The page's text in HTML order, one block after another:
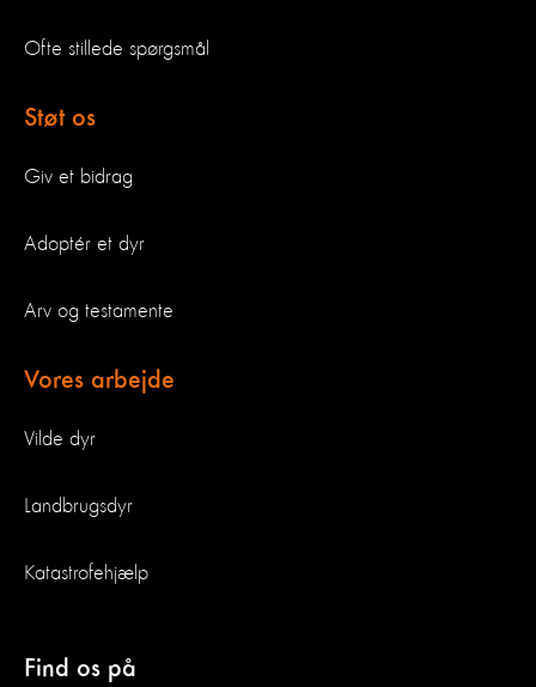
Ofte stillede spørgsmål
Støt os
Giv et bidrag
Adoptér et dyr
Arv og testamente
Vores arbejde
Vilde dyr
Landbrugsdyr
Katastrofehjælp
Find os på